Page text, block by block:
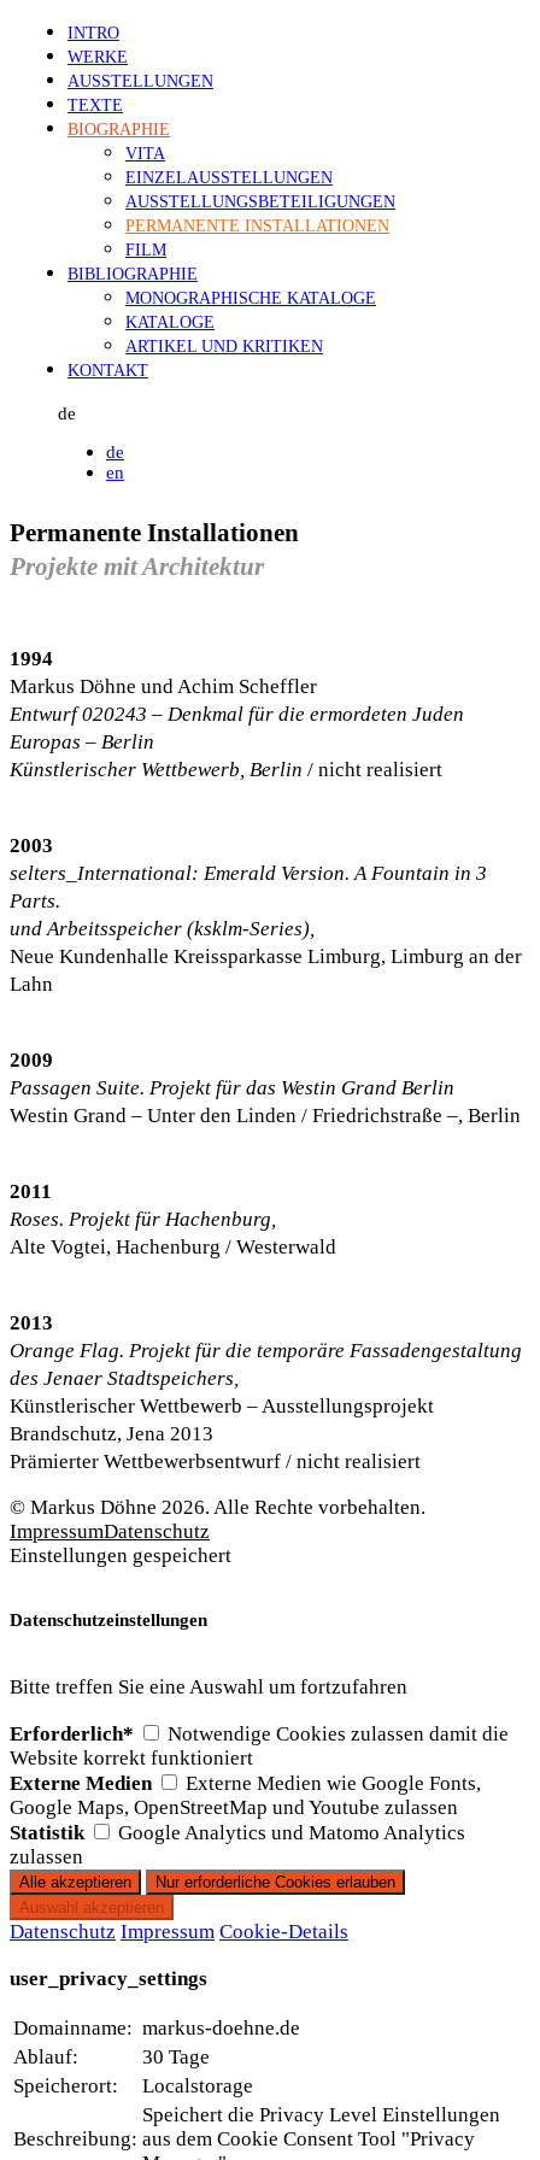
INTRO
WERKE
AUSSTELLUNGEN
TEXTE
BIOGRAPHIE
VITA
EINZELAUSSTELLUNGEN
AUSSTELLUNGSBETEILIGUNGEN
PERMANENTE INSTALLATIONEN
FILM
BIBLIOGRAPHIE
MONOGRAPHISCHE KATALOGE
KATALOGE
ARTIKEL UND KRITIKEN
KONTAKT
de
de
en
Permanente Installationen
Projekte mit Architektur
1994
Markus Döhne und Achim Scheffler
Entwurf 020243 – Denkmal für die ermordeten Juden
Europas – Berlin
Künstlerischer Wettbewerb, Berlin / nicht realisiert
2003
selters_International: Emerald Version. A Fountain in 3
Parts.
und Arbeitsspeicher (ksklm-Series),
Neue Kundenhalle Kreissparkasse Limburg, Limburg an der
Lahn
2009
Passagen Suite. Projekt für das Westin Grand Berlin
Westin Grand – Unter den Linden / Friedrichstraße –, Berlin
2011
Roses. Projekt für Hachenburg,
Alte Vogtei, Hachenburg / Westerwald
2013
Orange Flag. Projekt für die temporäre Fassadengestaltung
des Jenaer Stadtspeichers,
Künstlerischer Wettbewerb – Ausstellungsprojekt
Brandschutz, Jena 2013
Prämierter Wettbewerbsentwurf / nicht realisiert
© Markus Döhne 2026. Alle Rechte vorbehalten.
ImpressumDatenschutz
Einstellungen gespeichert
Datenschutzeinstellungen
Bitte treffen Sie eine Auswahl um fortzufahren
Erforderlich*
Notwendige Cookies zulassen damit die
Website korrekt funktioniert
Externe Medien
Externe Medien wie Google Fonts,
Google Maps, OpenStreetMap und Youtube zulassen
Statistik
Google Analytics und Matomo Analytics
zulassen
Datenschutz Impressum Cookie-Details
user_privacy_settings
Domainname: markus-doehne.de
Ablauf:
30 Tage
Speicherort:
Localstorage
Beschreibung:
Speichert die Privacy Level Einstellungen
aus dem Cookie Consent Tool "Privacy